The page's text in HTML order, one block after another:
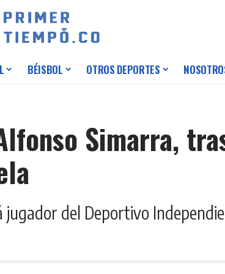
BÉISBOL OTROS DEPORTES
Simarra,
jugador del Deportivo